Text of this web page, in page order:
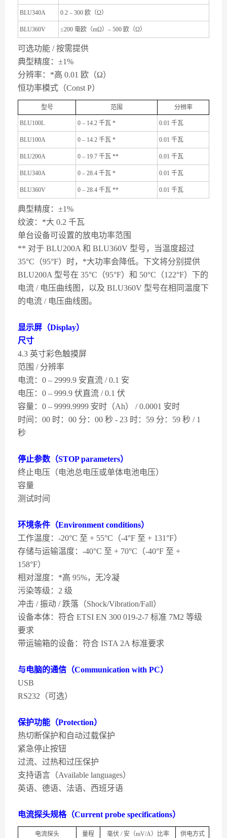
BLU340A 0.2 – 300 欧（Ω）
BLU360V ≤200 毫欧（mΩ）– 500 欧（Ω）
可选功能 / 按需提供
典型精度：±1%
分辨率：*高 0.01 欧（Ω）
恒功率模式（Const P）
型号 范围 分辨率
BLU100L 0 – 14.2 千瓦 * 0.01 千瓦
BLU100A 0 – 14.2 千瓦 * 0.01 千瓦
BLU200A 0 – 19.7 千瓦 ** 0.01 千瓦
BLU340A 0 – 28.4 千瓦 * 0.01 千瓦
BLU360V 0 – 28.4 千瓦 ** 0.01 千瓦
典型精度：±1%
纹波：*大 0.2 千瓦
单台设备可设置的放电功率范围
** 对于 BLU200A 和 BLU360V 型号，当温度超过
35°C（95°F）时，*大功率会降低。下文将分别提供
BLU200A 型号在 35°C（95°F）和 50°C（122°F）下的
电流 / 电压曲线图，以及 BLU360V 型号在相同温度下
的电流 / 电压曲线图。
显示屏（Display）
尺寸
4.3 英寸彩色触摸屏
范围 / 分辨率
电流：0 – 2999.9 安直流 / 0.1 安
电压：0 – 999.9 伏直流 / 0.1 伏
容量：0 – 9999.9999 安时（Ah） / 0.0001 安时
时间：00 时：00 分：00 秒 - 23 时：59 分：59 秒 / 1
秒
停止参数（STOP parameters）
终止电压（电池总电压或单体电池电压）
容量
测试时间
环境条件（Environment conditions）
工作温度：-20°C 至 + 55°C（-4°F 至 + 131°F）
存储与运输温度：-40°C 至 + 70°C（-40°F 至 +
158°F）
相对湿度：*高 95%，无冷凝
污染等级：2 级
冲击 / 振动 / 跌落（Shock/Vibration/Fall）
设备本体：符合 ETSI EN 300 019-2-7 标准 7M2 等级
要求
带运输箱的设备：符合 ISTA 2A 标准要求
与电脑的通信（Communication with PC）
USB
RS232（可选）
保护功能（Protection）
热切断保护和自动过载保护
紧急停止按钮
过流、过热和过压保护
支持语言（Available languages）
英语、德语、法语、西班牙语
电流探头规格（Current probe specifications）
电流探头 量程 毫伏 / 安（mV/A）比率 供电方式